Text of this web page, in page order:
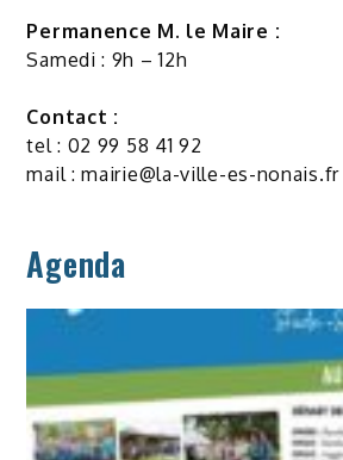
Permanence M. le Maire :
Samedi : 9h – 12h
Contact :
tel : 02 99 58 41 92
mail :mairie@la-ville-es-nonais.fr
Agenda